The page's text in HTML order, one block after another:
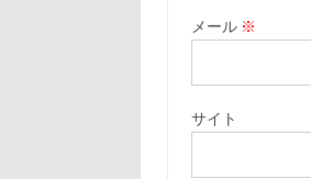
メール ※
サイト